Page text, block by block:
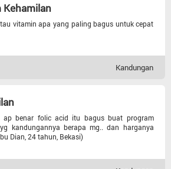
vitamin apa yang paling bagus untuk cepat
Kandungan
ap benar folic acid itu bagus buat program
kandungannya berapa mg.. dan harganya
Dian, 24 tahun, Bekasi)